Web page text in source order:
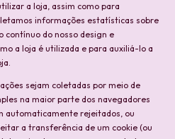
a loja, assim como para
informações estatísticas sobre
contínuo do nosso design e
a loja é utilizada e para auxiliá-lo a
sejam coletadas por meio de
na maior parte dos navegadores
automaticamente rejeitados, ou
a transferência de um cookie (ou